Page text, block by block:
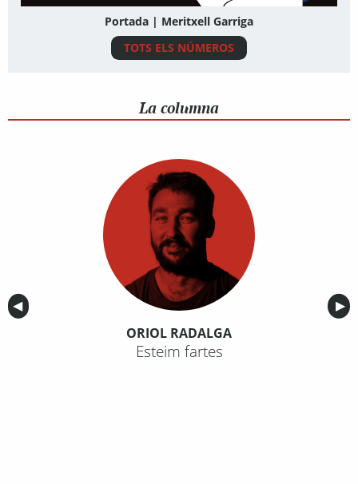
Portada | Meritxell Garriga
TOTS ELS NÚMEROS
La columna
Anterior
◀︎ ▶︎
ORIOL RADALGA
Esteim fartes